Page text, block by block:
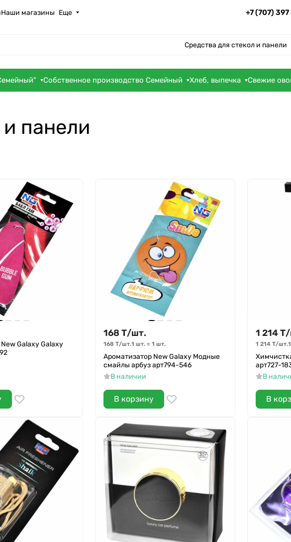
Наши магазины Еще +7 (707)
Средства для стекол и панели
Собственное производство Семейный Хлеб, выпечка Свежие
панели
Galaxy Galaxy
168 Т/шт.
168 Т/шт.1 шт.= 1 шт.
Ароматизатор New Galaxy Модные
смайлы арбуз арт794-546
В наличии
В корзину
1 214Т/
1 214 Т/шт.
арт727-
В
В